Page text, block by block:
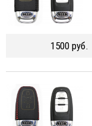
1500 руб.